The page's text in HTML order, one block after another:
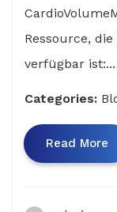
Ressource,
verfügbar ist:...
Categories:
Read More